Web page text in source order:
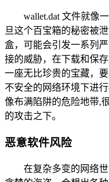
wallet.dat 文件就像
旦这个百宝箱的秘密被
盒，可能会引发一系列
接的威胁，在下载和保
一座无比珍贵的宝藏，
不安全的网络环境下进
像布满陷阱的危险地带,
的攻击之下。
恶意软件风险
在复杂多变的网络